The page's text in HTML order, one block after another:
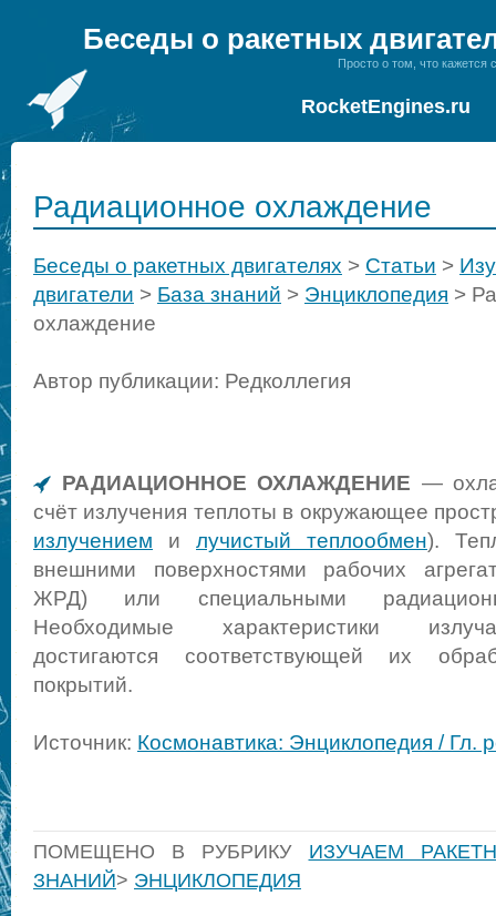
Беседы о ракетных
Просто о том, что кажется
RocketEngines.ru
Радиационное охлаждение
Беседы о ракетных двигателях > Статьи >
двигатели > База знаний > Энциклопедия >
охлаждение
Автор публикации: Редколлегия
РАДИАЦИОННОЕ ОХЛАЖДЕНИЕ —
счёт излучения теплоты в окружающее
излучением и лучистый теплообмен).
внешними поверхностями рабочих
ЖРД) или специальными
Необходимые характеристики
достигаются соответствующей их
покрытий.
Источник: Космонавтика: Энциклопедия / Гл.
ПОМЕЩЕНО В РУБРИКУ ИЗУЧАЕМ
ЗНАНИЙ> ЭНЦИКЛОПЕДИЯ